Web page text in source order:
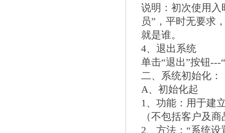
说明：初次使用入
员”，平时无要求
就是谁。
4、退出系统
单击“退出”按钮---
二、系统初始化：
A、初始化起
1、功能：用于建
（不包括客户及
2、方法：“系统